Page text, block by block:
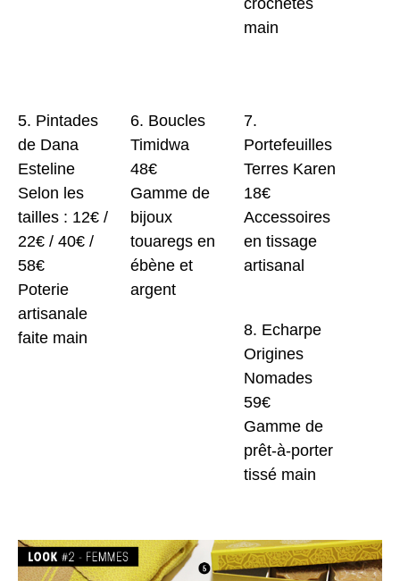
main
5. Pintades
de Dana
Esteline
Selon les
tailles : 12€ /
22€ / 40€ /
58€
Poterie
artisanale
faite main
6. Boucles
Timidwa
48€
Gamme de
bijoux
touaregs en
ébène et
argent
7.
Portefeuilles
Terres Karen
18€
Accessoires
en tissage
artisanal
8. Echarpe
Origines
Nomades
59€
Gamme de
prêt-à-porter
tissé main